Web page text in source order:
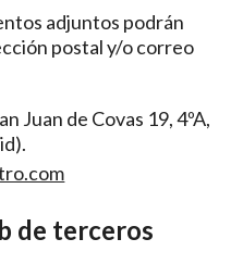
adjuntos podrán
postal y/o correo
Juan de Covas 19, 4ºA,
de terceros